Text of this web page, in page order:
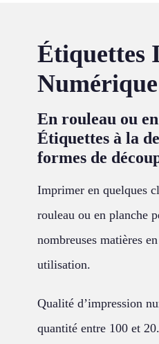
Étiquettes
Numérique
En rouleau ou
Étiquettes à la
formes de
Imprimer en quelques
rouleau ou en planche
nombreuses matières
utilisation.
Qualité d’impression
quantité entre 100 et